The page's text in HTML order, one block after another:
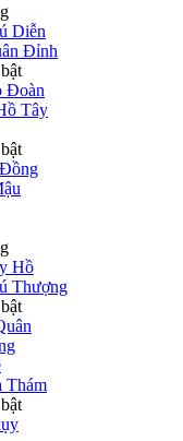
Diễn
Đỉnh
Đoàn
Tây
Hồ
Thượng
Thám